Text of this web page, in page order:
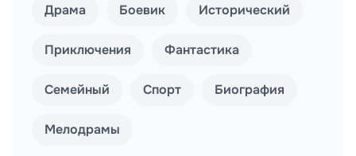
Драма Боевик Исторический
Приключения Фантастика
Семейный Спорт Биография
Мелодрамы